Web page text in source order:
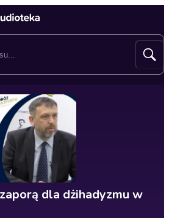
dla dżihadyzmu w